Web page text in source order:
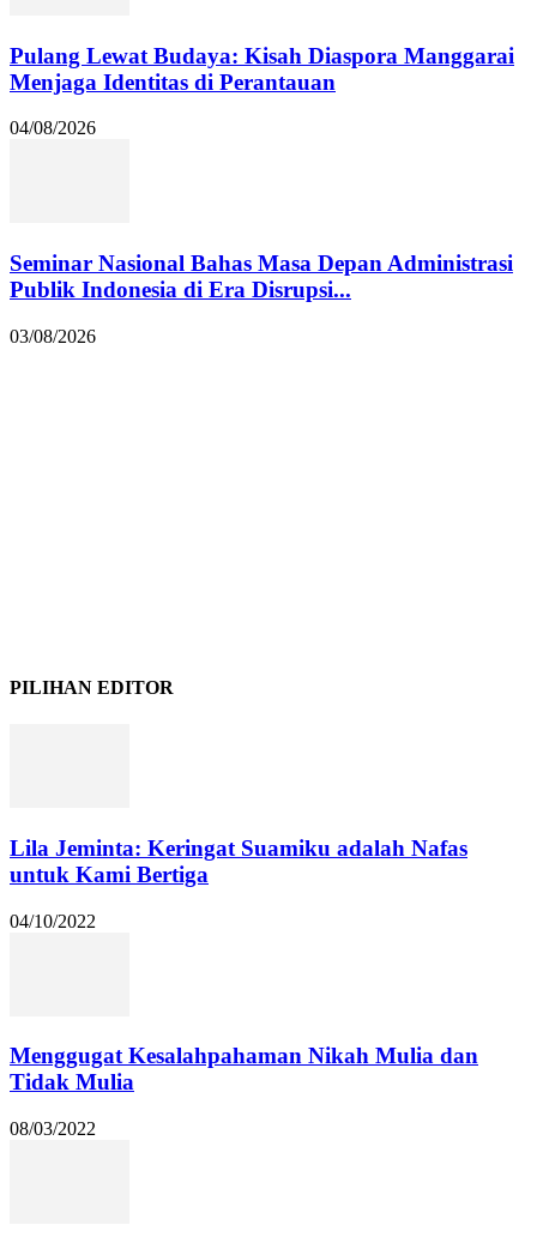
Pulang Lewat Budaya: Kisah Diaspora Manggarai
Menjaga Identitas di Perantauan
04/08/2026
Seminar Nasional Bahas Masa Depan Administrasi
Publik Indonesia di Era Disrupsi...
03/08/2026
PILIHAN EDITOR
Lila Jeminta: Keringat Suamiku adalah Nafas
untuk Kami Bertiga
04/10/2022
Menggugat Kesalahpahaman Nikah Mulia dan
Tidak Mulia
08/03/2022